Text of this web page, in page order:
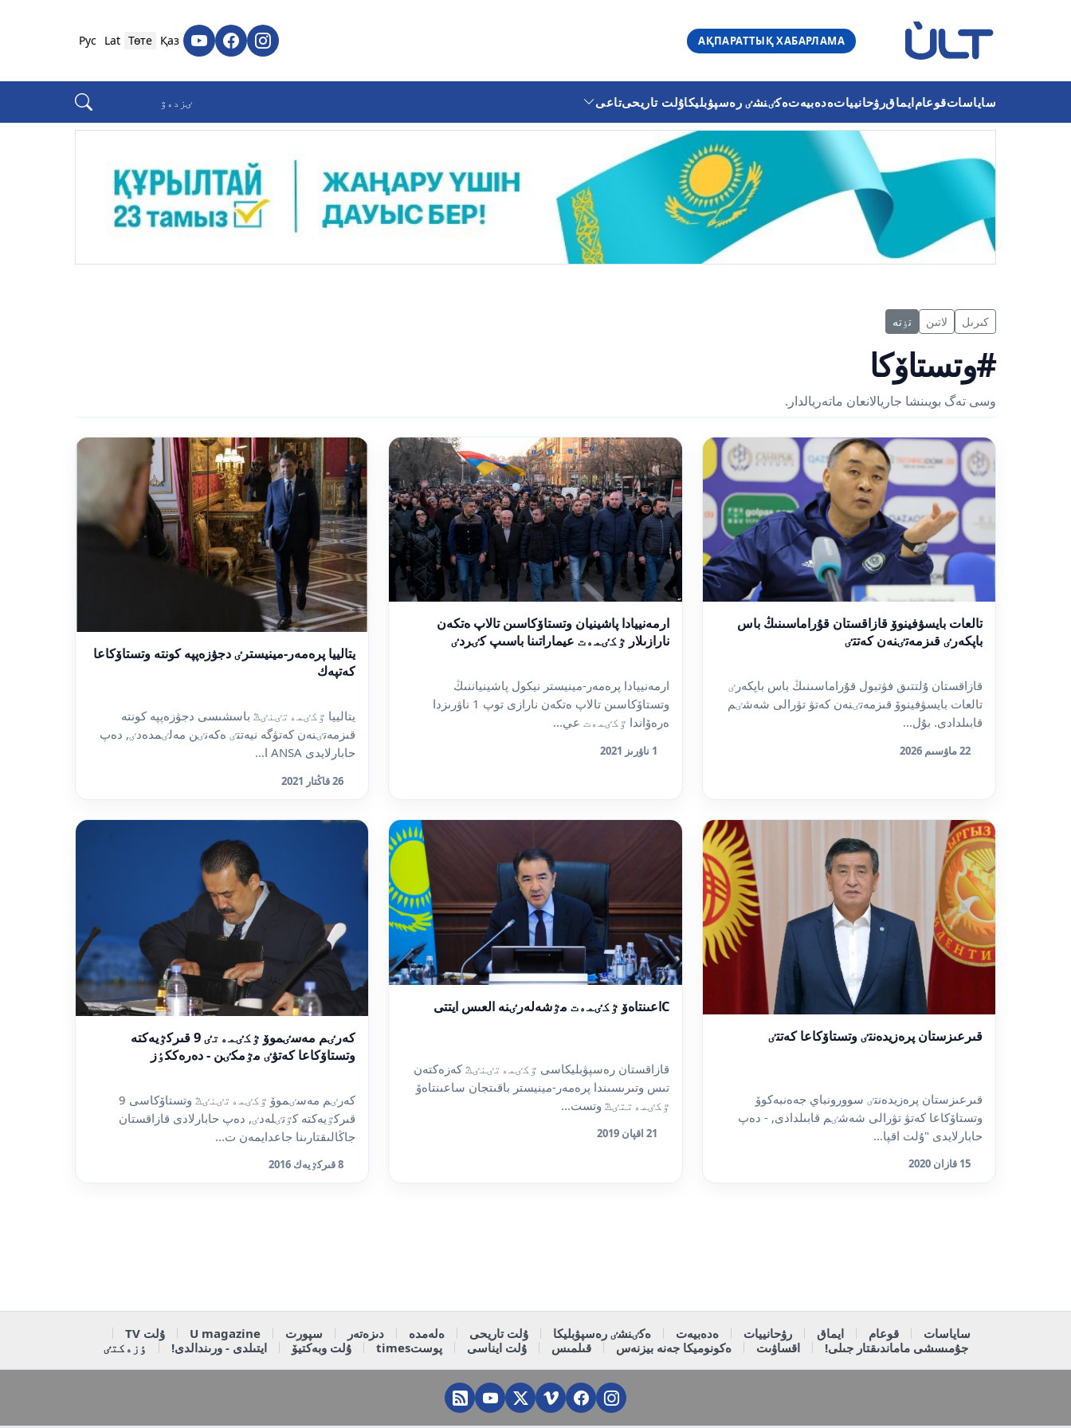
АҚПАРАТТЫҚ ХАБАРЛАМА
Қаз
Төте
Lat
Рус
ساياساتقوعامايماقرۋحانيياتەدەبيەتەكٸنشٸ رەسپۋبليكاۇلت تاريحىتاعى
كىرىل لاتىن تٶتە
#وتستاۆكا
وسى تەگ بويىنشا جاريالانعان ماتەريالدار.
تالعات بايسۋفينوۆ قازاقستان قۇراماسىنىڭ باس
باپكەرٸ قىزمەتٸنەن كەتتٸ
قازاقستان ۇلتتىق فۋتبول قۇراماسىنىڭ باس باپكەرٸ
تالعات بايسۋفينوۆ قىزمەتٸنەن كەتۋ تۋرالى شەشٸم
قابىلدادى. بۇل...
22 ماۋسىم 2026
ارمەنييادا پاشينيان وتستاۆكاسىن تالاپ ەتكەن
نارازىلار ٷكٸمەت عيماراتىنا باسىپ كٸردٸ
ارمەنييادا پرەمەر-مينيستر نيكول پاشينياننىڭ
وتستاۆكاسىن تالاپ ەتكەن نارازى توپ 1 ناۋرىزدا
ەرەۆاندا ٷكٸمەت عي...
1 ناۋرىز 2021
يتالييا پرەمەر-مينيسترٸ دجۋزەپپە كونتە وتستاۆكاعا
كەتپەك
يتالييا ٷكٸمەتٸنٸڭ باسشىسى دجۋزەپپە كونتە
قىزمەتٸنەن كەتۋگە نيەتتٸ ەكەنٸن مەلٸمدەدٸ, دەپ
حابارلايدى ANSA ا...
26 قاڭتار 2021
قىرعىزستان پرەزيدەنتٸ وتستاۆكاعا كەتتٸ
قىرعىزستان پرەزيدەنتٸ سوورونباي جەەنبەكوۆ
وتستاۆكاعا كەتۋ تۋرالى شەشٸم قابىلدادى, - دەپ
حابارلايدى "ۇلت اقپا...
15 قازان 2020
Cاعىنتاەۆ ٷكٸمەت مٷشەلەرٸنە العىس ايتتى
قازاقستان رەسپۋبليكاسى ٷكٸمەتٸنٸڭ كەزەكتەن
تىس وتىرىسىندا پرەمەر-مينيستر باقىتجان ساعىنتاەۆ
ٷكٸمەتتٸڭ وتست...
21 اقپان 2019
كەرٸم مەسٸموۆ ٷكٸمەتٸ 9 قىركٷيەكتە
وتستاۆكاعا كەتۋٸ مٷمكٸن - دەرەككٶز
كەرٸم مەسٸموۆ ٷكٸمەتٸنٸڭ وتستاۆكاسى 9
قىركٷيەكتە كٷتٸلەدٸ, دەپ حابارلادى قازاقستان
جاڭالىقتارىنا جاعدايمەن ت...
8 قىركٷيەك 2016
ساياسات قوعام ايماق رۋحانييات ەدەبيەت ەكٸنشٸ رەسپۋبليكا ۇلت تاريحى ەلەمدە دىزەتەر سپورت U magazine
ۇلت TV
جۇمىسشى ماماندىقتار جىلى!
اقساۋىت ەكونوميكا جەنە بيزنەس قىلمىس ۇلت ايناسى پوستtimes ۇلت وبەكتيۆ ايتىلدى - ورىندالدى! ٶزەكتٸ